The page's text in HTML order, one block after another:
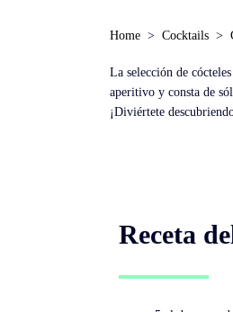
Home Cocktails
La selección de
aperitivo y consta de
¡Diviértete
Receta